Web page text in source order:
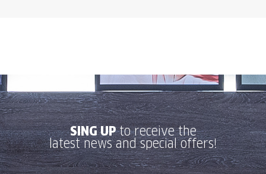
SING UPto receive the
latest news and special offers!